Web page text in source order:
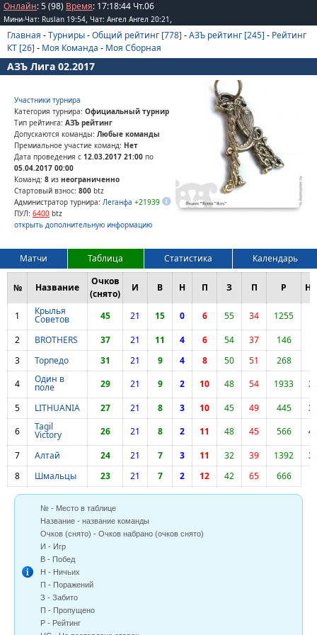
Онлайн: 5 (98) Время: 17:18:44 Чт.06
Мини-Чат: Ruslan 19:54, Чат: Ангел Ангел 20:21 ,
Главная -Турниры-Общий рейтинг [778] -АЗЪ рейтинг [245] - Рейтинг
КТ [26] - Моя Команда - Моя Сборная
АЗЪ Лига 02.2017
Участники турнира
Категория турнира: Официальный турнир
Тип рейтинга: АЗЪ рейтинг
Допускаются команды: Любые команды
Премиальное участие команд: Нет
Дата проведения с 12.03.2017 21:00 по
05.04.2017 00:00
Команд: 8 из неограниченно
Стартовый взнос: 800 btz
Администратор турнира: Леганфа +21939
ПУЛ: 6400 btz
открыть дополнительную информацию
Матчи Таблица Статистика Календарь
№ Название
Очков
(снято)
И В Н П З П Р НС
1 Крылья
Советов 45 21 15 0 6 55 34
1255
2
BROTHERS 37 21 11 4 6 54 37
146
3
Торпедо 31 21 9 4 8 50 51
268
4
Один в
поле 29 21 9 2 10 48 54 1933
3
5
LITHUANIA 27 21 8 3 10 45 49 445
3
6
Tagil
Victory 26 21 8 2 11 48 45 566
4
7
Алтай 24 21 7 3 11 32 39 1392
3
8
Шмальцы 23 21 7 2 12 42 65 666
№ - Место в таблице
Название - название команды
Очков (снято) - Очков набрано (очков снято)
И - Игр
В - Побед
Н - Ничьих
П - Поражений
З - Забито
П - Пропущено
Р - Рейтинг